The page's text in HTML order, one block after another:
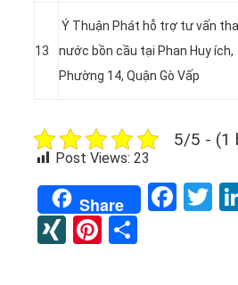
13
Ý Thuận Phát hỗ trợ tư vấn
nước bồn cầu tại Phan Huy ích,
Phường 14, Quận Gò Vấp
5/5 - (1
Post Views: 23
Share
XINGPinterest